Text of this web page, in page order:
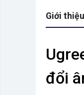
Giới
đổi